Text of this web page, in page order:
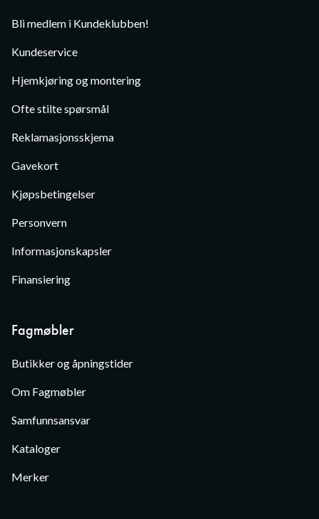
Bli medlem i Kundeklubben!
Kundeservice
Hjemkjøring og montering
Ofte stilte spørsmål
Reklamasjonsskjema
Gavekort
Kjøpsbetingelser
Personvern
Informasjonskapsler
Finansiering
Fagmøbler
Butikker og åpningstider
Om Fagmøbler
Samfunnsansvar
Kataloger
Merker